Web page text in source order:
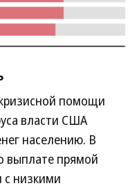
помощи
власти США
населению. В
выплате прямой
низкими